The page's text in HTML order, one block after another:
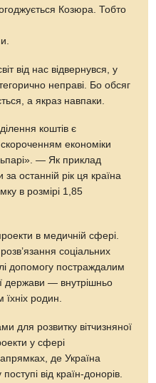
Козюра. Тобто
від нас відвернувся, у
неправі. Бо обсяг
а якраз навпаки.
коштів є
економіки
— Як приклад
останній рік ця країна
в розмірі 1,85
в медичній сфері.
соціальних
допомогу постраждалим
держави — внутрішньо
родин.
для розвитку вітчизняної
у сфері
де Україна
від країн-донорів.